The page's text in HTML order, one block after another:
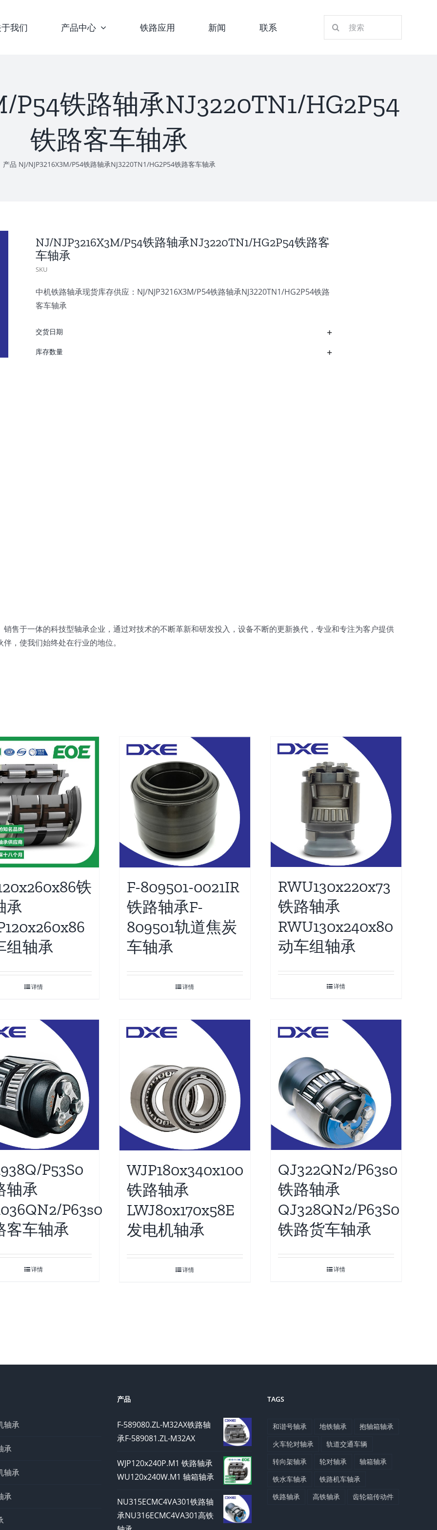
我们 产品中心 铁路应用 新闻 联系
P54铁路轴承NJ3220TN1/HG2P54
铁路客车轴承
产品 NJ/NJP3216X3M/P54铁路轴承NJ3220TN1/HG2P54铁路客车轴承
NJ/NJP3216X3M/P54铁路轴承NJ3220TN1/HG2P54铁路客
车轴承
SKU
中机铁路轴承现货库存供应：NJ/NJP3216X3M/P54铁路轴承NJ3220TN1/HG2P54铁路
客车轴承
交货日期
库存数量
售于一体的科技型轴承企业，通过对技术的不断革新和研发投入，设备不断的更新换代，专业和专注为客户提供
，使我们始终处在行业的地位。
铁
承
组轴承
详情
F-809501-0021IR
铁路轴承F-
809501轨道焦炭
车轴承
详情
RWU130x220x73
铁路轴承
RWU130x240x80
动车组轴承
详情
P53S0
轴承
P63s0
客车轴承
详情
WJP180x340x100
铁路轴承
LWJ80x170x58E
发电机轴承
详情
QJ322QN2/P63s0
铁路轴承
QJ328QN2/P63S0
铁路货车轴承
详情
轴承
承
轴承
承
产品
F-589080.ZL-M32AX铁路轴
承F-589081.ZL-M32AX
WJP120x240P.M1 铁路轴承
WU120x240W.M1 轴箱轴承
NU315ECMC4VA301铁路轴
承NU316ECMC4VA301高铁
TAGS
和谐号轴承 地铁轴承
抱轴箱轴承
火车轮对轴承
轨道交通车辆
转向架轴承
轮对轴承
轴箱轴承
铁水车轴承
铁路机车轴承
铁路轴承
高铁轴承 齿轮箱传动件